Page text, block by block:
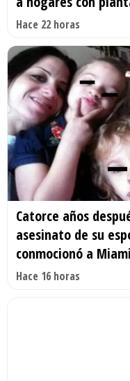
Hace 22 horas
Catorce años
asesinato de su
conmocionó a Miami
Hace 16 horas